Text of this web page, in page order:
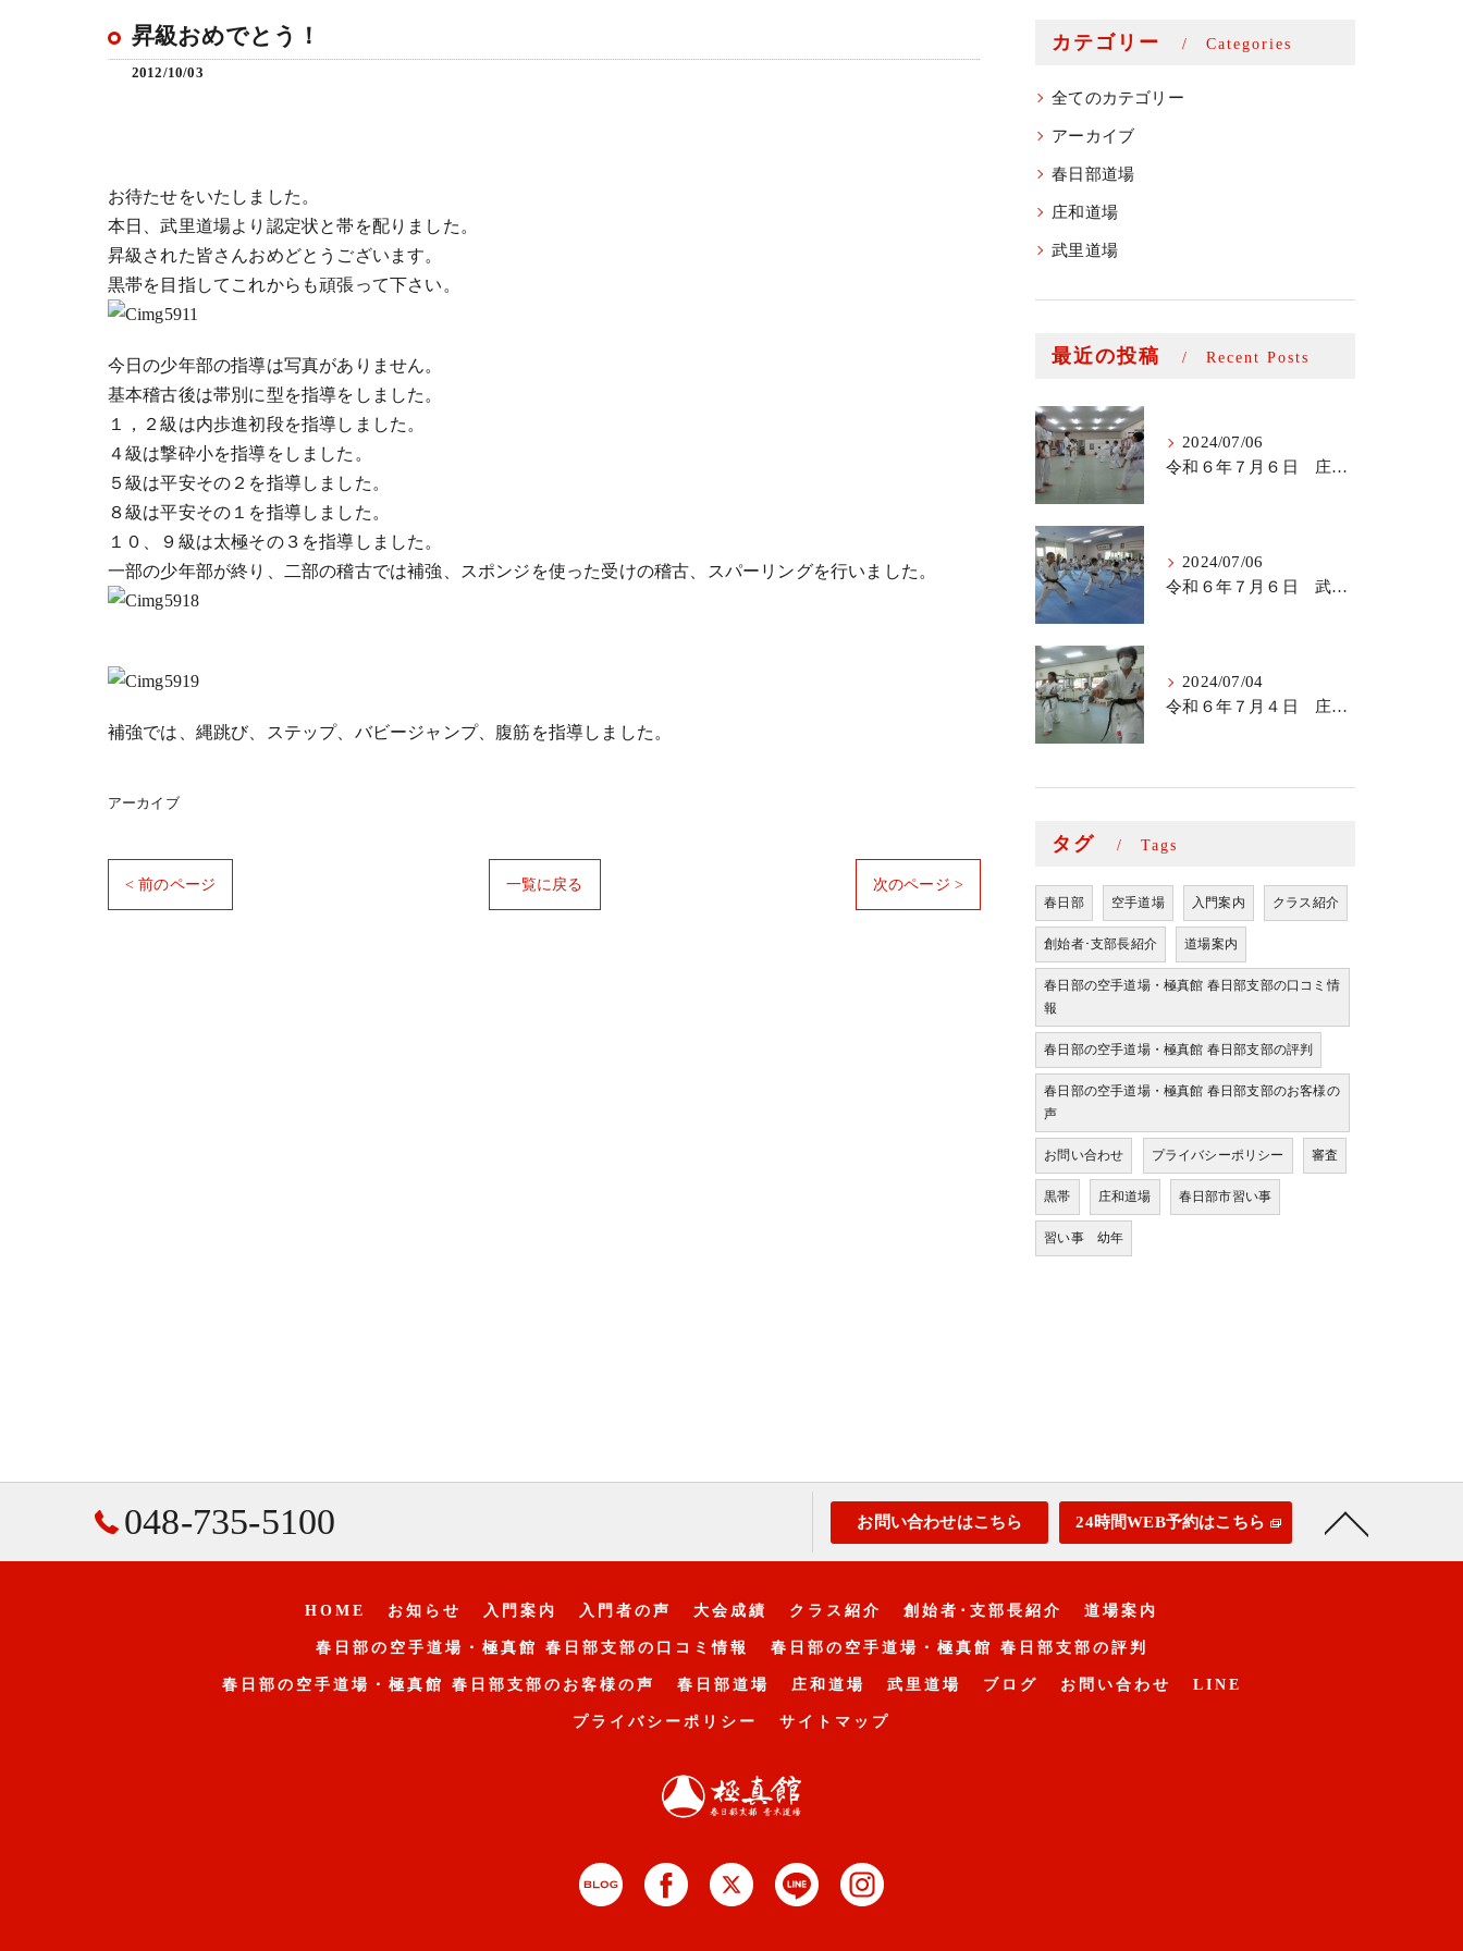
昇級おめでとう！
2012/10/03
お待たせをいたしました。
本日、武里道場より認定状と帯を配りました。
昇級された皆さんおめどとうございます。
黒帯を目指してこれからも頑張って下さい。
今日の少年部の指導は写真がありません。
基本稽古後は帯別に型を指導をしました。
１，２級は内歩進初段を指導しました。
４級は撃砕小を指導をしました。
５級は平安その２を指導しました。
８級は平安その１を指導しました。
１０、９級は太極その３を指導しました。
一部の少年部が終り、二部の稽古では補強、スポンジを使った受けの稽古、スパーリングを行いました。
補強では、縄跳び、ステップ、バビージャンプ、腹筋を指導しました。
アーカイブ
< 前のページ 一覧に戻る 次のページ >
カテゴリー Categories
全てのカテゴリー
アーカイブ
春日部道場
庄和道場
武里道場
最近の投稿 Recent Posts
2024/07/06
令和６年７月６日 庄和道場少年部
2024/07/06
令和６年７月６日 武里道場少年部
2024/07/04
令和６年７月４日 庄和道場の稽古
タグ Tags
春日部 空手道場 入門案内 クラス紹介
創始者･支部長紹介 道場案内
春日部の空手道場・極真館 春日部支部の口コミ情
報
春日部の空手道場・極真館 春日部支部の評判
春日部の空手道場・極真館 春日部支部のお客様の
声
お問い合わせ プライバシーポリシー 審査
黒帯 庄和道場 春日部市習い事
習い事 幼年
048-735-5100 お問い合わせはこちら 24時間WEB予約はこちら
HOME お知らせ 入門案内 入門者の声 大会成績 クラス紹介 創始者･支部長紹介 道場案内
春日部の空手道場・極真館 春日部支部の口コミ情報 春日部の空手道場・極真館 春日部支部の評判
春日部の空手道場・極真館 春日部支部のお客様の声 春日部道場 庄和道場 武里道場 ブログ お問い合わせ LINE
プライバシーポリシー サイトマップ